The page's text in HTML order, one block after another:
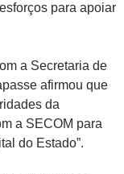
para apoiar
a Secretaria de
afirmou que
da
a SECOM para
do Estado”.